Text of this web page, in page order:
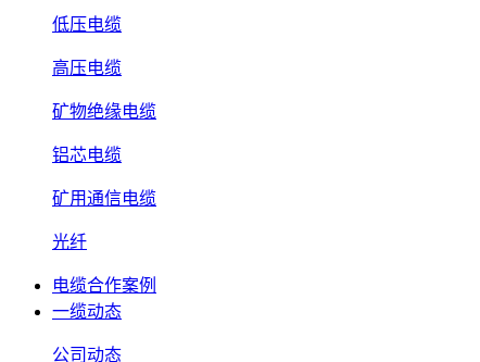
低压电缆
高压电缆
矿物绝缘电缆
铝芯电缆
矿用通信电缆
光纤
电缆合作案例
一缆动态
公司动态